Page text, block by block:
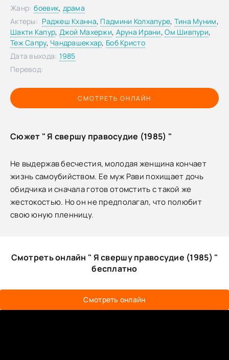
СМОТРЕТЬ ОНЛАЙН
Жанр: боевик, драма
Актеры: Раджеш Кханна, Падмини Колхапуре, Тина Муним,
Шакти Капур, Джой Махержи, Аруна Ирани,Ом Шивпури,
Теж Сапру, Чандрашекхар, Боб Кристо
Дата выхода: 1985
Перевод:
Сюжет " Я свершу правосудие (1985) "
Не выдержав бесчестия, молодая женщина кончает
жизнь самоубийством. Ее муж Рави похищает дочь
обидчика и сначала готов отомстить с такой же
жестокостью. Но он не предполагал, что полюбит
свою юную пленницу.
Смотреть онлайн " Я свершу правосудие (1985) "
бесплатно
Смотреть онлайн